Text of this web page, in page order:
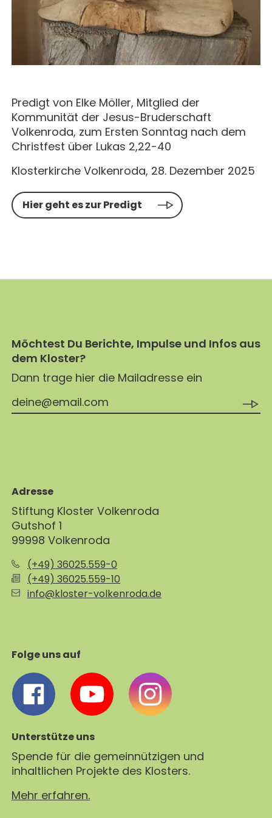
Predigt von Elke Möller, Mitglied der
Kommunität der Jesus-Bruderschaft
Volkenroda, zum Ersten Sonntag nach dem
Christfest über Lukas 2,22-40
Klosterkirche Volkenroda, 28. Dezember 2025
Hier geht es zur Predigt
Möchtest Du Berichte, Impulse und Infos aus
dem Kloster?
Dann trage hier die Mailadresse ein
Adresse
Stiftung Kloster Volkenroda
Gutshof 1
99998 Volkenroda
(+49) 36025.559-0
(+49) 36025.559-10
info@kloster-volkenroda.de
Folge uns auf
Unterstütze uns
Spende für die gemeinnützigen und
inhaltlichen Projekte des Klosters.
Mehr erfahren.